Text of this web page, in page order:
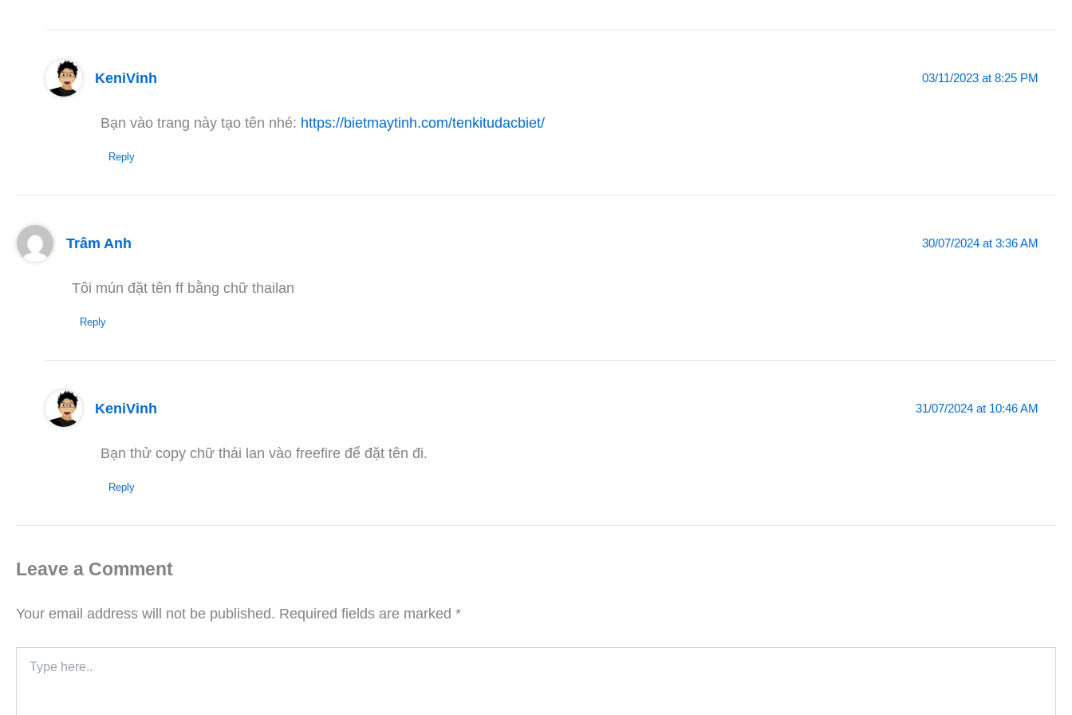
KeniVinh 03/11/2023 at 8:25 PM
Bạn vào trang này tạo tên nhé: https://bietmaytinh.com/tenkitudacbiet/
Reply
Trâm Anh 30/07/2024 at 3:36 AM
Tôi mún đặt tên ff bằng chữ thailan
Reply
KeniVinh 31/07/2024 at 10:46 AM
Bạn thử copy chữ thái lan vào freefire để đặt tên đi.
Reply
Leave a Comment
Your email address will not be published. Required fields are marked *
here..